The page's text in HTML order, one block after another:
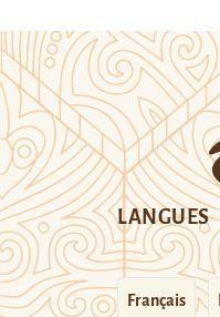
LANGUES
Français